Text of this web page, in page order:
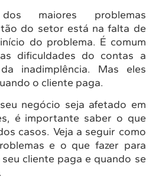
maiores problemas
do setor está na falta de
do problema. É comum
dificuldades do contas a
inadimplência. Mas eles
o cliente paga.
negócio seja afetado em
é importante saber o que
casos. Veja a seguir como
e o que fazer para
cliente paga e quando se